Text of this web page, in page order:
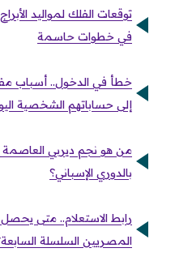
في خطوات حاسمة
خطأ في الدخول.. أسباب
إلى حساباتهم الشخصية
من هو نجم ديربي العاصمة
بالدوري الإسباني؟
رابط الاستعلام.. متى
المصريين السلسلة